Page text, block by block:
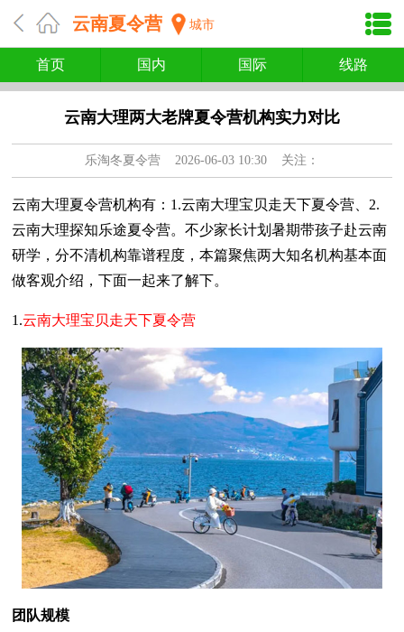
云南夏令营 城市
首页 国内 国际 线路
云南大理两大老牌夏令营机构实力对比
乐淘冬夏令营2026-06-03 10:30 关注：
云南大理夏令营机构有：1.云南大理宝贝走天下夏令营、2.
云南大理探知乐途夏令营。不少家长计划暑期带孩子赴云南
研学，分不清机构靠谱程度，本篇聚焦两大知名机构基本面
做客观介绍，下面一起来了解下。
1.云南大理宝贝走天下夏令营
团队规模